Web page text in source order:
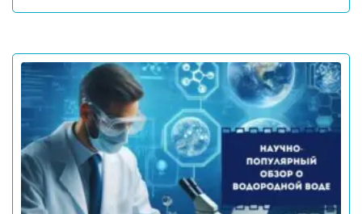
для
Фотоэпиляторы
Очистители
воздуха
Измерительные
приборы
Товары
для
здоровья
Кишечник давно перестал считаться органом,
важнейших систем организма. Именно здесь